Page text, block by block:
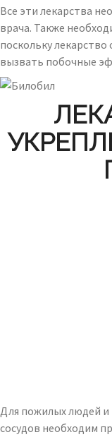
Все эти лекарства
врача. Также
поскольку
вызвать побочные
Для пожилых людей
сосудов необходим